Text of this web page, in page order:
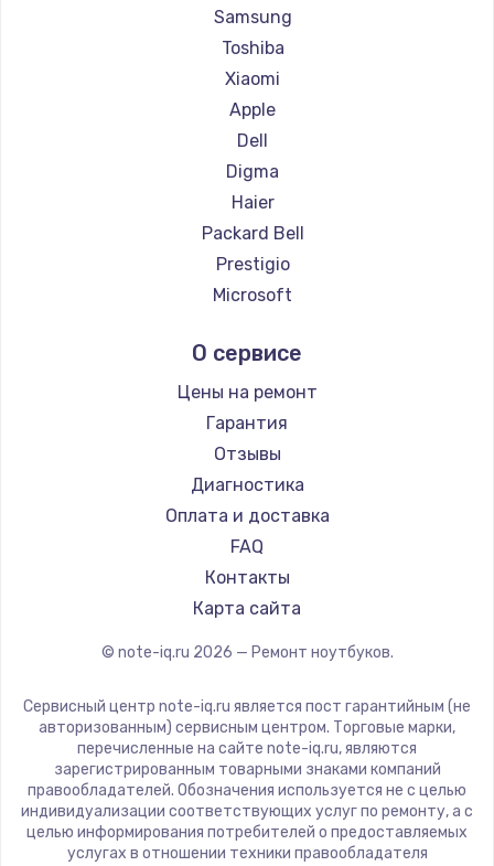
Ремонт ноутбуков LG
Ремонт ноутбуков Panasonic
Ремонт ноутбуков Irbis
Ремонт ноутбуков Thunderobot
Ремонт ноутбуков Hasee
Ремонт ноутбуков ZTE
Ремонт ноутбуков Hiper
Ремонт ноутбуков Evga
Ремонт ноутбуков Google
Ремонт ноутбуков Echips
Ремонт ноутбуков Predator
Ремонт ноутбуков iru
Ремонт ноутбуков Machenike
Ремонт ноутбуков DEXP
Ремонт ноутбуков Teclast
Ремонт ноутбуков CHUWI
Ремонт ноутбуков Colorful
Samsung
Toshiba
Xiaomi
Apple
Dell
Digma
Haier
Packard Bell
Prestigio
Microsoft
Aquarius
Gigabyte
Aorus
Maibenben
Getac
Epson
Philips
LG
Panasonic
ZTE
Hiper
Evga
Google
Echips
О сервисе
Цены на ремонт
Гарантия
Отзывы
Диагностика
Оплата и доставка
FAQ
Контакты
Карта сайта
© note-iq.ru 2026 — Ремонт ноутбуков.
Сервисный центр note-iq.ru является пост гарантийным (не
авторизованным) сервисным центром. Торговые марки,
перечисленные на сайте note-iq.ru, являются
зарегистрированным товарными знаками компаний
правообладателей. Обозначения используется не с целью
индивидуализации соответствующих услуг по ремонту, а с
целью информирования потребителей о предоставляемых
услугах в отношении техники правообладателя